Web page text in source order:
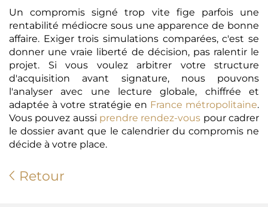
Un compromis signé trop vite fige parfois une
rentabilité médiocre sous une apparence de bonne
affaire. Exiger trois simulations comparées, c'est se
donner une vraie liberté de décision, pas ralentir le
projet. Si vous voulez arbitrer votre structure
d'acquisition avant signature, nous pouvons
l'analyser avec une lecture globale, chiffrée et
adaptée à votre stratégie en France métropolitaine.
Vous pouvez aussi prendre rendez-vous pour cadrer
le dossier avant que le calendrier du compromis ne
décide à votre place.
Retour